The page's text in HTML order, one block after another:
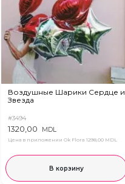
Воздушные Шарики Сердце и
Звезда
#3494
1320,00 MDL
Цена в приложении Ok Flora 1298,00 MDL
В корзину